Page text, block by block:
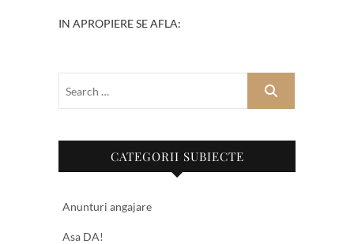
IN APROPIERE SE AFLA:
CATEGORII SUBIECTE
Anunturi angajare
Asa DA!